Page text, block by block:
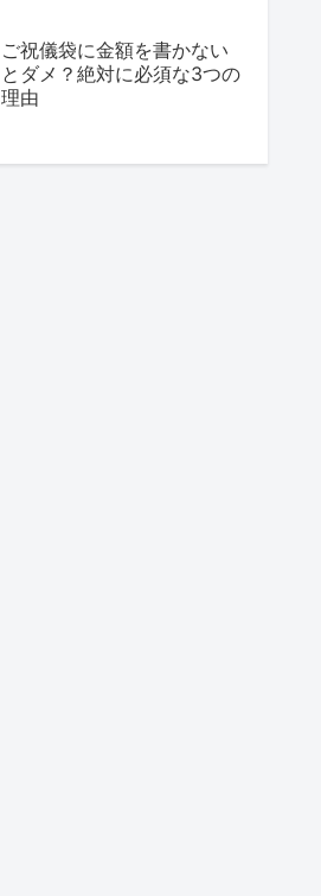
ご祝儀袋に金額を書かない
とダメ？絶対に必須な3つの
理由